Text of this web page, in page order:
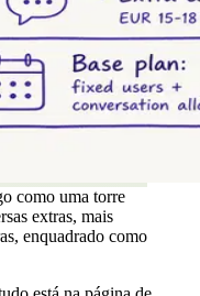
como uma torre
extras, mais
enquadrado como